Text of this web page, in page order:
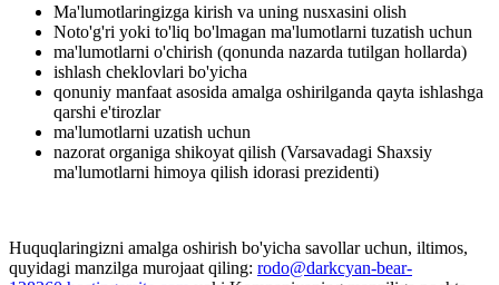
Ma'lumotlaringizga kirish va uning nusxasini olish
Noto'g'ri yoki to'liq bo'lmagan ma'lumotlarni tuzatish uchun
ma'lumotlarni o'chirish (qonunda nazarda tutilgan hollarda)
ishlash cheklovlari bo'yicha
qonuniy manfaat asosida amalga oshirilganda qayta ishlashga
qarshi e'tirozlar
ma'lumotlarni uzatish uchun
nazorat organiga shikoyat qilish (Varsavadagi Shaxsiy
ma'lumotlarni himoya qilish idorasi prezidenti)
Huquqlaringizni amalga oshirish bo'yicha savollar uchun, iltimos,
quyidagi manzilga murojaat qiling: rodo@darkcyan-bear-